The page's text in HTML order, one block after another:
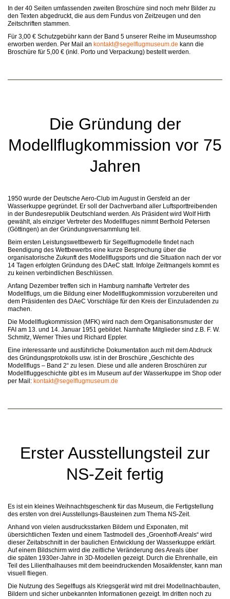
In der 40 Seiten umfassenden zweiten Broschüre sind noch mehr Bilder zu
den Texten abgedruckt, die aus dem Fundus von Zeitzeugen und den
Zeitschriften stammen.
Für 3,00 € Schutzgebühr kann der Band 5 unserer Reihe im Museumsshop
erworben werden. Per Mail an kontakt@segelflugmuseum.de kann die
Broschüre für 5,00 € (inkl. Porto und Verpackung) bestellt werden.
Die Gründung der
Modellflugkommission vor 75
Jahren
1950 wurde der Deutsche Aero-Club im August in Gersfeld an der
Wasserkuppe gegründet. Er soll der Dachverband aller Luftsporttreibenden
in der Bundesrepublik Deutschland werden. Als Präsident wird Wolf Hirth
gewählt, als einziger Vertreter des Modellfluges nimmt Berthold Petersen
(Göttingen) an der Gründungsversammlung teil.
Beim ersten Leistungswettbewerb für Segelflugmodelle findet nach
Beendigung des Wettbewerbs eine kurze Besprechung über die
organisatorische Zukunft des Modellflugsports und die Situation nach der vor
14 Tagen erfolgten Gründung des DAeC statt. Infolge Zeitmangels kommt es
zu keinen verbindlichen Beschlüssen.
Anfang Dezember treffen sich in Hamburg namhafte Vertreter des
Modellflugs, um die Bildung einer Modellflugkommission vorzubereiten und
dem Präsidenten des DAeC Vorschläge für den Kreis der Einzuladenden zu
machen.
Die Modellflugkommission (MFK) wird nach dem Organisationsmuster der
FAI am 13. und 14. Januar 1951 gebildet. Namhafte Mitglieder sind z.B. F. W.
Schmitz, Werner Thies und Richard Eppler.
Eine interessante und ausführliche Dokumentation auch mit dem Abdruck
des Gründungsprotokolls usw. ist in der Broschüre „Geschichte des
Modellflugs – Band 2“ zu lesen. Diese und alle anderen Broschüren zur
Modellfluggeschichte gibt es im Museum auf der Wasserkuppe im Shop oder
per Mail: kontakt@segelflugmuseum.de
Erster Ausstellungsteil zur
NS-Zeit fertig
Es ist ein kleines Weihnachtsgeschenk für das Museum, die Fertigstellung
des ersten von drei Ausstellungs-Bausteinen zum Thema NS-Zeit.
Anhand von vielen ausdrucksstarken Bildern und Exponaten, mit
übersichtlichen Texten und einem Tastmodell des „Groenhoff-Areals“ wird
dieser Zeitabschnitt in der baulichen Entwicklung der Wasserkuppe erklärt.
Auf einem Bildschirm wird die zeitliche Veränderung des Areals über
die späten 1930er-Jahre in 3D-Modellen gezeigt. Durch die Ehrenhalle, ein
Teil des Lilienthalhauses mit dem beeindruckenden Mosaikfenster, kann man
visuell fliegen.
Die Nutzung des Segelflugs als Kriegsgerät wird mit drei Modellnachbauten,
Bildern und sicher unbekannten Informationen gezeigt. Im dritten noch zu